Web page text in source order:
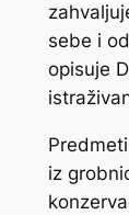
sebe i
opisuje
iz